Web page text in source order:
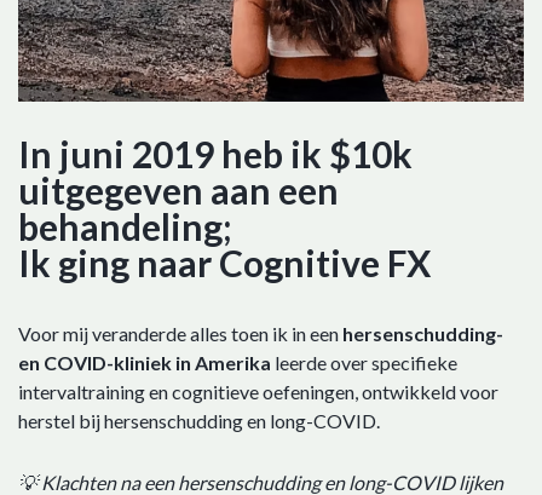
In juni 2019 heb ik $10k
uitgegeven aan een
behandeling;
Ik ging naar Cognitive FX
Voor mij veranderde alles toen ik in een hersenschudding-
en COVID-kliniek in Amerika leerde over specifieke
intervaltraining en cognitieve oefeningen, ontwikkeld voor
herstel bij hersenschudding en long-COVID.
💡 Klachten na een hersenschudding en long-COVID lijken